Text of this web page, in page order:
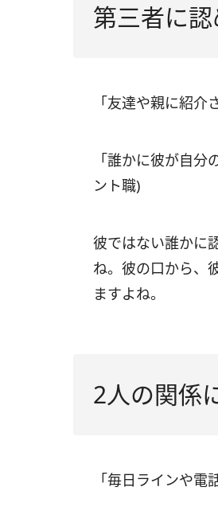
第三者に
「友達や親に紹介
「誰かに彼が自
ント職)
彼ではない誰かに
ね。彼の口から、
ますよね。
2人の関係
「毎日ラインや